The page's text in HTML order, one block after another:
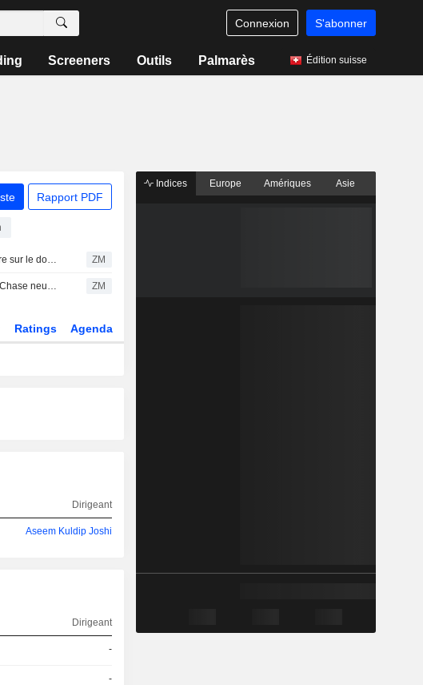
Connexion S'abonner
Screeners Outils Palmarès Édition suisse
Rapport PDF
3M COMPANY : Argus neutre sur le dossier ZM
3M COMPANY : JPMorgan Chase neutre sur le dossier ZM
Ratings Agenda
Dirigeant
Aseem Kuldip Joshi
Dirigeant
-
-
Indices Europe Amériques Asie